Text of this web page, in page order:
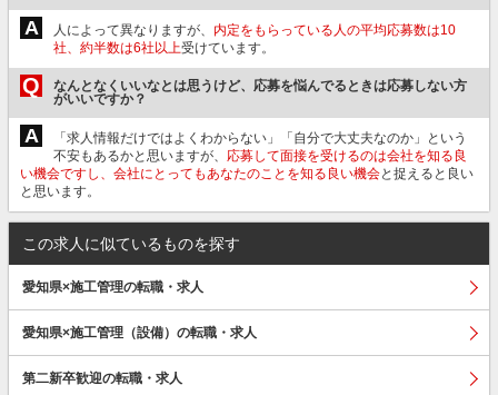
A 人によって異なりますが、 内定をもらっている人の平均応募数は10
社、約半数は6社以上受けています。
Q
なんとなくいいなとは思うけど、応募を悩んでるときは応募しない方
がいいですか？
A
「求人情報だけではよくわからない」「自分で大丈夫なのか」という
不安もあるかと思いますが、 応募して面接を受けるのは会社を知る良
い機会ですし、会社にとってもあなたのことを知る良い機会と捉えると良い
と思います。
この求人に似ているものを探す
愛知県×施工管理の転職・求人
愛知県×施工管理（設備）の転職・求人
第二新卒歓迎の転職・求人